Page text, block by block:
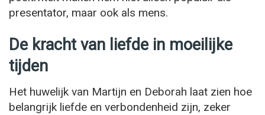
presentator, maar ook als mens.
De kracht van liefde in moeilijke
tijden
Het huwelijk van Martijn en Deborah laat zien hoe
belangrijk liefde en verbondenheid zijn, zeker